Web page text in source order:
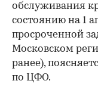
обслуживания
состоянию на 1
просроченной
Московском
ранее),
по ЦФО.